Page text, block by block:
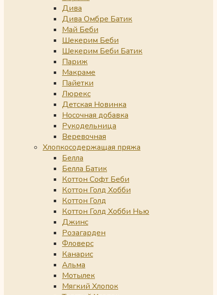
Дива
Дива Омбре Батик
Май Беби
Шекерим Беби
Шекерим Беби Батик
Париж
Макраме
Пайетки
Люрекс
Детская Новинка
Носочная добавка
Рукодельница
Веревочная
Хлопкосодержащая пряжа
Белла
Белла Батик
Коттон Софт Беби
Коттон Голд Хобби
Коттон Голд
Коттон Голд Хобби Нью
Джинс
Розагарден
Фловерс
Канарис
Альма
Мотылек
Мягкий Хлопок